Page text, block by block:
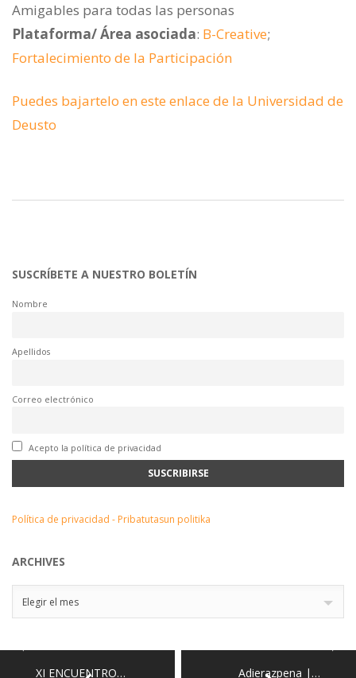
Amigables para todas las personas
Plataforma/ Área asociada: B-Creative;
Fortalecimiento de la Participación
Puedes bajartelo en este enlace de la Universidad de
Deusto
SUSCRÍBETE A NUESTRO BOLETÍN
Nombre
Apellidos
Correo electrónico
Acepto la política de privacidad
Política de privacidad - Pribatutasun politika
ARCHIVES
Elegir el mes
XI ENCUENTRO… Adierazpena |…